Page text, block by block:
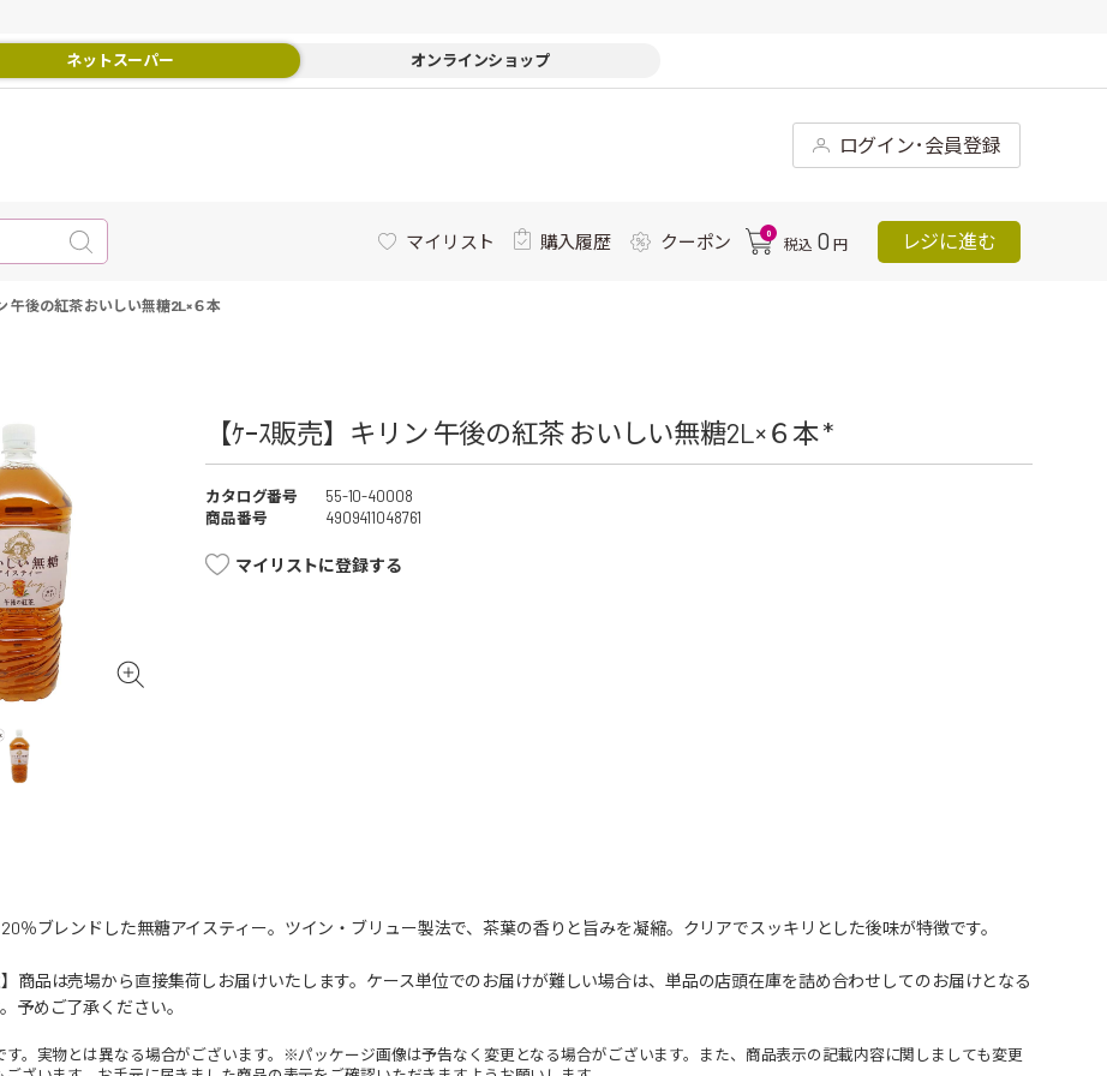
ネットスーパー オンラインショップ
ログイン･会員登録
マイリスト 購入履歴 クーポン 0
税込 0 円 レジに進む
午後の紅茶 おいしい無糖2L×６本
【ｹｰｽ販売】キリン 午後の紅茶 おいしい無糖2L×６本 *
カタログ番号
55-10-40008
商品番号
4909411048761
マイリストに登録する
％ブレンドした無糖アイスティー。ツイン・ブリュー製法で、茶葉の香りと旨みを凝縮。クリアでスッキリとした後味が特徴です。
】商品は売場から直接集荷しお届けいたします。ケース単位でのお届けが難しい場合は、単品の店頭在庫を詰め合わせしてのお届けとなる
予めご了承ください。
。実物とは異なる場合がございます。※パッケージ画像は予告なく変更となる場合がございます。また、商品表示の記載内容に関しましても変更